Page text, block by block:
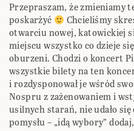
Przepraszam, że zmieniamy
poskarżyć
Chcieliśmy
otwarciu nowej, katowickiej
miejscu wszystko co dzieje
oburzeni. Chodzi o koncert
wszystkie bilety na ten
i rozdysponował je wśród
Nospru z zażenowaniem i
usilnych starań, nie udało
pomysłu – „idą wybory”